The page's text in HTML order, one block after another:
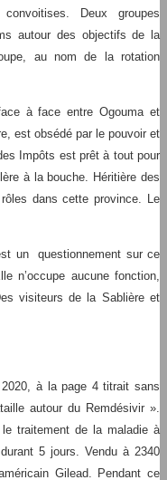
Deux groupes
autour des objectifs de la
au nom de la rotation
face à face entre Ogouma et
est obsédé par le pouvoir et
Impôts est prêt à tout pour
à la bouche. Héritière des
dans cette province. Le
un questionnement sur ce
n’occupe aucune fonction,
visiteurs de la Sablière et
à la page 4 titrait sans
autour du Remdésivir ».
traitement de la maladie à
5 jours. Vendu à 2340
Gilead. Pendant ce